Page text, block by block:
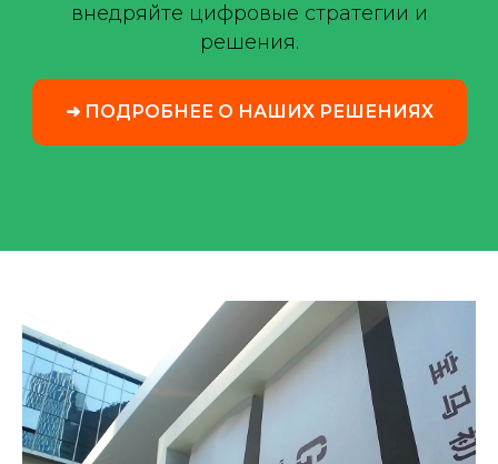
внедряйте цифровые стратегии и
решения.
➜ ПОДРОБНЕЕ О НАШИХ РЕШЕНИЯХ